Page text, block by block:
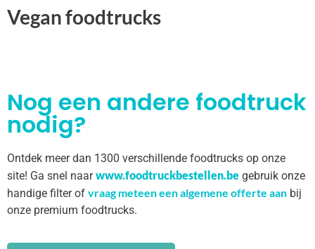
Vegan foodtrucks
Nog een andere foodtruck
nodig?
Ontdek meer dan 1300 verschillende foodtrucks op onze
site! Ga snel naarwww.foodtruckbestellen.be gebruik onze
handige filter of vraag meteen een algemene offerte aan bij
onze premium foodtrucks.